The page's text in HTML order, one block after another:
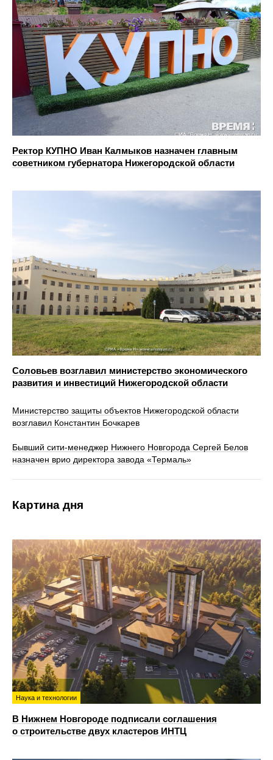
Ректор КУПНО Иван Калмыков назначен главным
советником губернатора Нижегородской области
Соловьев возглавил министерство экономического
развития и инвестиций Нижегородской области
Министерство защиты объектов Нижегородской области
возглавил Константин Бочкарев
Бывший сити-менеджер Нижнего Новгорода Сергей Белов
назначен врио директора завода «Термаль»
Картина дня
Наука и технологии
В Нижнем Новгороде подписали соглашения
о строительстве двух кластеров ИНТЦ